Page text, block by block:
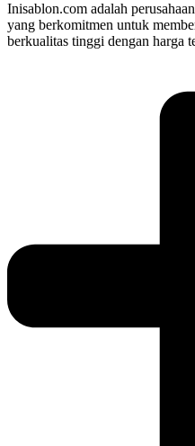
Inisablon.com adalah
yang berkomitmen untuk
berkualitas tinggi dengan harga